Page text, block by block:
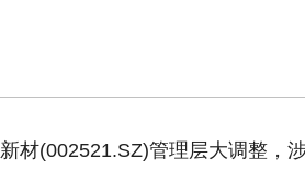
材(002521.SZ)管理层大调整，